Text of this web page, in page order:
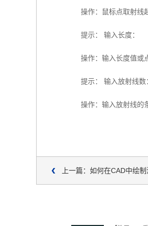
操作：鼠标点取射线
提示： 输入长度：
操作：输入长度值或
提示： 输入放射线数
操作：输入放射线的
上一篇：如何在CAD中绘